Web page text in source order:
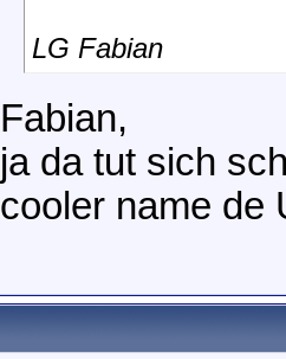
LG Fabian
Fabian,
ja da tut sich
cooler name de